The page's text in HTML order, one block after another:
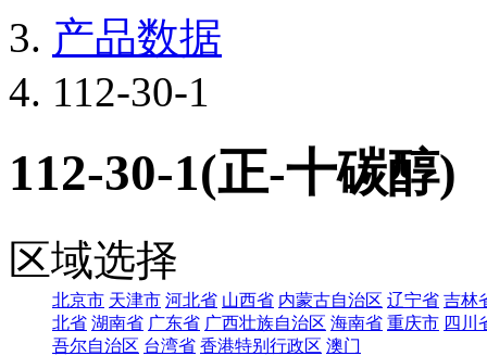
产品数据
112-30-1
112-30-1(正-十碳醇)
区域选择
北京市 天津市 河北省 山西省 内蒙古自治区 辽宁省 吉林
北省 湖南省 广东省 广西壮族自治区 海南省 重庆市 四川
吾尔自治区 台湾省 香港特别行政区 澳门